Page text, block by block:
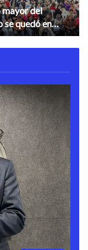
mayor del
se quedó en
Julián en una
y